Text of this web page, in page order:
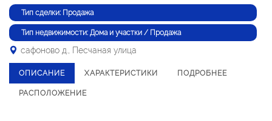
Тип сделки: Продажа
Тип недвижимости: Дома и участки / Продажа
сафоново д., Песчаная улица
ОПИСАНИЕ ХАРАКТЕРИСТИКИ ПОДРОБНЕЕ
РАСПОЛОЖЕНИЕ